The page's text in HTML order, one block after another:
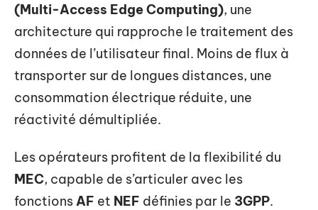
(Multi-Access Edge Computing), une
architecture qui rapproche le traitement des
données de l’utilisateur final. Moins de flux à
transporter sur de longues distances, une
consommation électrique réduite, une
réactivité démultipliée.
Les opérateurs profitent de la flexibilité du
MEC, capable de s’articuler avec les
fonctionsAF et NEF définies par le 3GPP.